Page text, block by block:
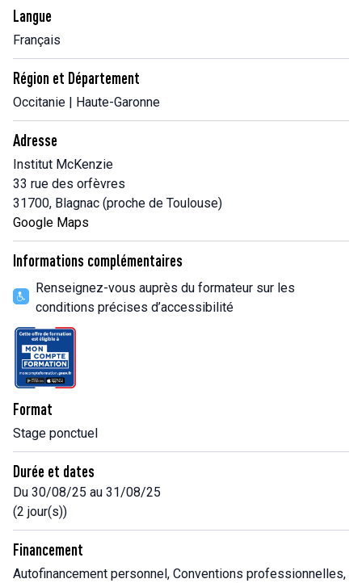
Langue
Français
Région et Département
Occitanie | Haute-Garonne
Adresse
Institut McKenzie
33 rue des orfèvres
31700, Blagnac (proche de Toulouse)
Google Maps
Informations complémentaires
Renseignez-vous auprès du formateur sur les
conditions précises d’accessibilité
Format
Stage ponctuel
Durée et dates
Du 30/08/25 au 31/08/25
(2 jour(s))
Financement
Autofinancement personnel, Conventions professionnelles,